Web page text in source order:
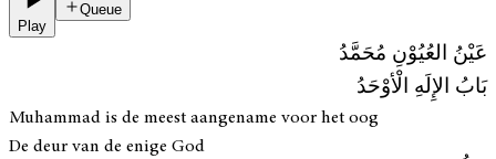
Play
Queue
عَيْنُ العُيُوْنِ مُحَمَّدُ
بَابُ الإِلَهِ الْأوْحَدُ
Muhammad is de meest aangename voor het oog
De deur van de enige God